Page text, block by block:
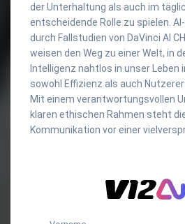
der Unterhaltung als auch im
entscheidende Rolle zu spielen.
durch Fallstudien von DaVinci AI
weisen den Weg zu einer Welt, in
Intelligenz nahtlos in unser Leben
sowohl Effizienz als auch
Mit einem verantwortungsvollen
klaren ethischen Rahmen steht
Kommunikation vor einer